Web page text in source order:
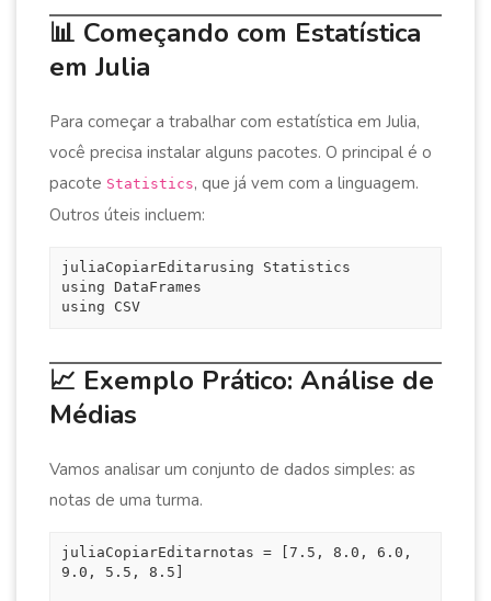
📊 Começando com Estatística
em Julia
Para começar a trabalhar com estatística em Julia,
você precisa instalar alguns pacotes. O principal é o
pacote Statistics, que já vem com a linguagem.
Outros úteis incluem:
juliaCopiarEditarusing Statistics
using DataFrames
using CSV
📈 Exemplo Prático: Análise de
Médias
Vamos analisar um conjunto de dados simples: as
notas de uma turma.
juliaCopiarEditarnotas = [7.5, 8.0, 6.0,
9.0, 5.5, 8.5]